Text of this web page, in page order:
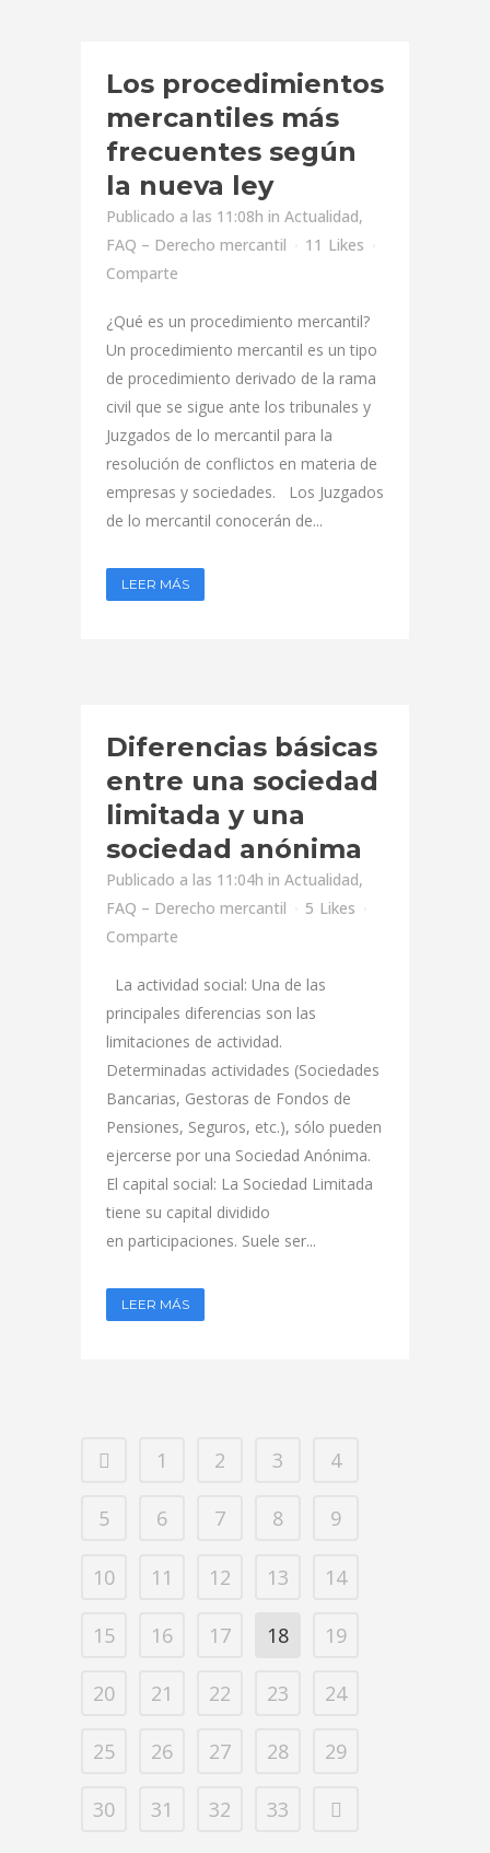
Los procedimientos
mercantiles más
frecuentes según
la nueva ley
Publicado a las 11:08h in Actualidad,
FAQ – Derecho mercantil
11 Likes
Comparte
¿Qué es un procedimiento mercantil?
Un procedimiento mercantil es un tipo
de procedimiento derivado de la rama
civil que se sigue ante los tribunales y
Juzgados de lo mercantil para la
resolución de conflictos en materia de
empresas y sociedades. Los Juzgados
de lo mercantil conocerán de...
LEER MÁS
Diferencias básicas
entre una sociedad
limitada y una
sociedad anónima
Publicado a las 11:04h in Actualidad,
FAQ – Derecho mercantil
5 Likes
Comparte
La actividad social: Una de las
principales diferencias son las
limitaciones de actividad.
Determinadas actividades (Sociedades
Bancarias, Gestoras de Fondos de
Pensiones, Seguros, etc.), sólo pueden
ejercerse por una Sociedad Anónima.
El capital social: La Sociedad Limitada
tiene su capital dividido
en participaciones. Suele ser...
LEER MÁS
1 2 3 4
5 6 7 8 9
10 11 12 13 14
15 16 17 18 19
20 21 22 23 24
25 26 27 28 29
30 31 32 33